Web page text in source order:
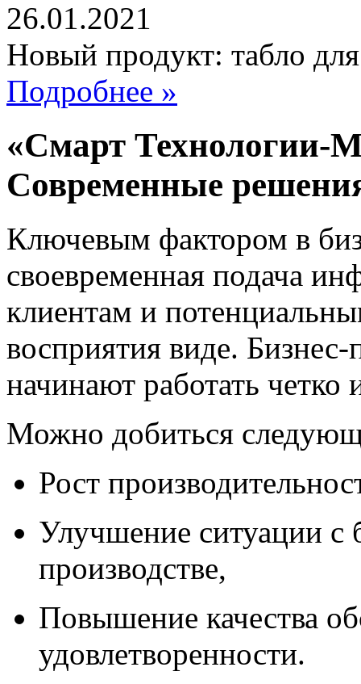
26.01.2021
Новый продукт: табло
Подробнее »
«Смарт Технологии-
Современные
Ключевым фактором в
своевременная подача
клиентам и
восприятия виде.
начинают работать четко
Можно добиться
Рост
Улучшение ситуации с
производстве,
Повышение качества
удовлетворенности.